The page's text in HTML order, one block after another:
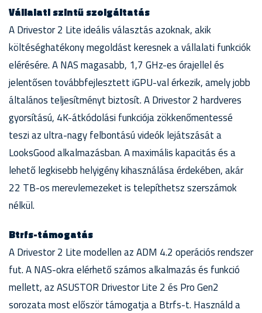
Vállalati szintű szolgáltatás
A Drivestor 2 Lite ideális választás azoknak, akik
költéséghatékony megoldást keresnek a vállalati funkciók
elérésére. A NAS magasabb, 1,7 GHz-es órajellel és
jelentősen továbbfejlesztett iGPU-val érkezik, amely jobb
általános teljesítményt biztosít. A Drivestor 2 hardveres
gyorsítású, 4K-átkódolási funkciója zökkenőmentessé
teszi az ultra-nagy felbontású videók lejátszását a
LooksGood alkalmazásban. A maximális kapacitás és a
lehető legkisebb helyigény kihasználása érdekében, akár
22 TB-os merevlemezeket is telepíthetsz szerszámok
nélkül.
Btrfs-támogatás
A Drivestor 2 Lite modellen az ADM 4.2 operációs rendszer
fut. A NAS-okra elérhető számos alkalmazás és funkció
mellett, az ASUSTOR Drivestor Lite 2 és Pro Gen2
sorozata most először támogatja a Btrfs-t. Használd a